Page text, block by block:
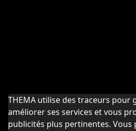
THEMA utilise des traceurs pour
améliorer ses services et vous
publicités plus pertinentes. Vous